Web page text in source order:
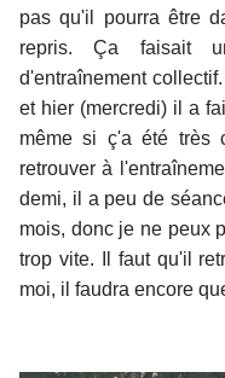
pas qu'il pourra être
repris. Ça faisait
d'entraînement
et hier (mercredi) il a
même si ç'a été très
retrouver à
demi, il a peu de
mois, donc je ne peux
trop vite. Il faut qu'il
moi, il faudra encore